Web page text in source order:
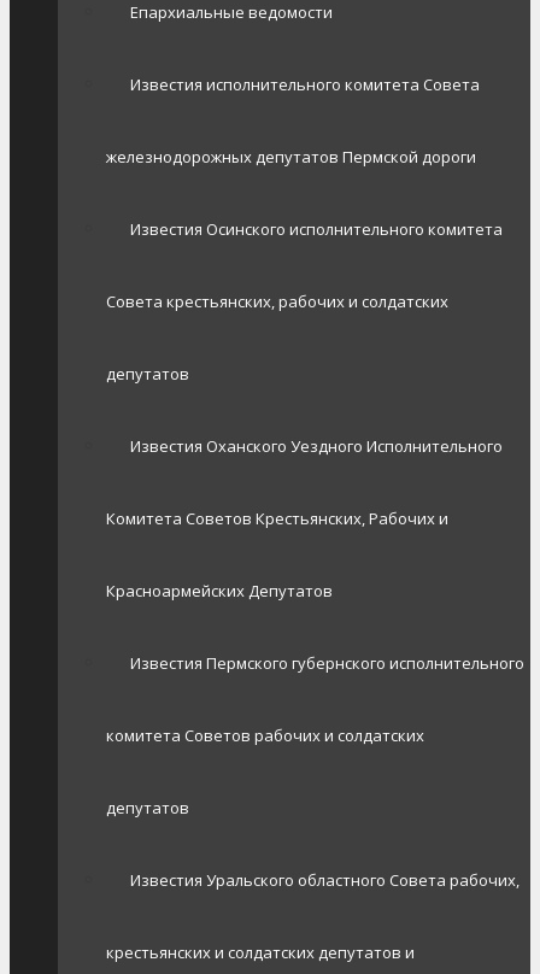
Епархиальные ведомости
Известия исполнительного комитета Совета
железнодорожных депутатов Пермской дороги
Известия Осинского исполнительного комитета
Совета крестьянских, рабочих и солдатских
депутатов
Известия Оханского Уездного Исполнительного
Комитета Советов Крестьянских, Рабочих и
Красноармейских Депутатов
Известия Пермского губернского исполнительного
комитета Советов рабочих и солдатских
депутатов
Известия Уральского областного Совета рабочих,
крестьянских и солдатских депутатов и